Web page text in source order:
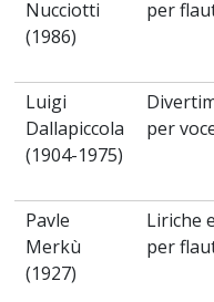
Nucciotti
(1986)
per
Luigi
Dallapiccola
(1904-1975)
per
Pavle
Merkù
(1927)
Liriche
per